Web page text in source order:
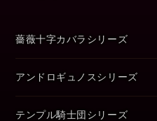
薔薇十字カバラシリーズ
アンドロギュノスシリーズ
テンプル騎士団シリーズ